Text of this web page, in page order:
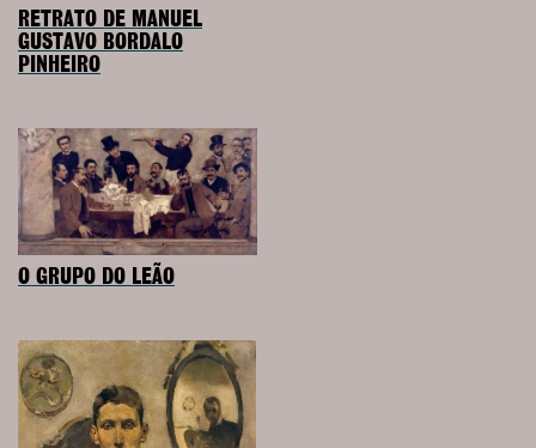
RETRATO DE MANUEL
GUSTAVO BORDALO
PINHEIRO
O GRUPO DO LEÃO